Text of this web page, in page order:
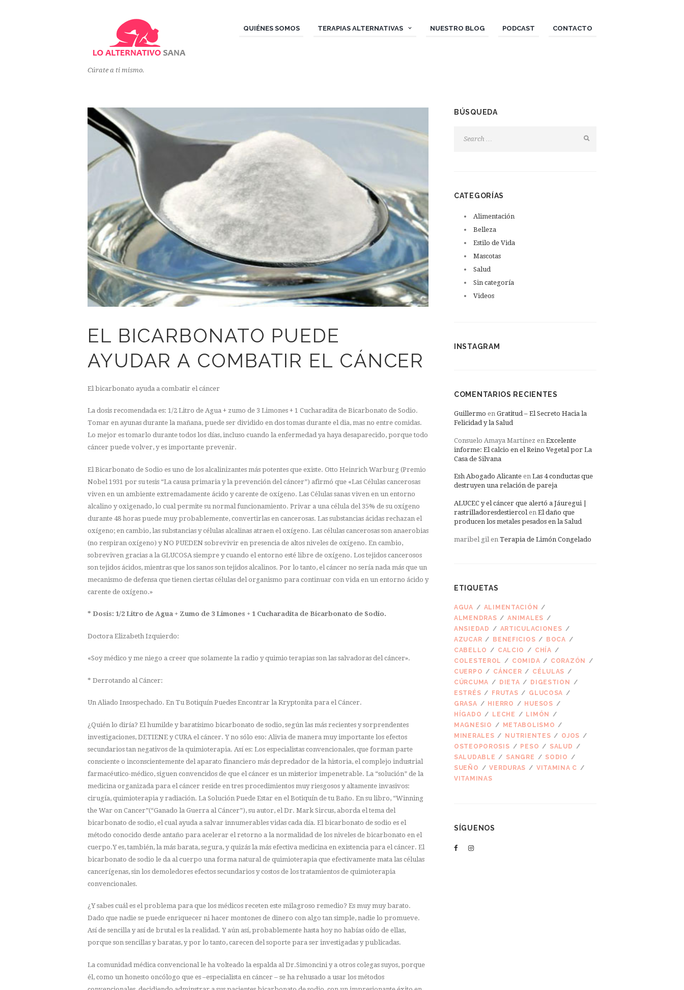
Cúrate a ti mismo.
QUIÉNES SOMOS TERAPIAS ALTERNATIVAS NUESTRO BLOG PODCAST CONTACTO
EL BICARBONATO PUEDE
AYUDAR A COMBATIR EL CÁNCER
El bicarbonato ayuda a combatir el cáncer
La dosis recomendada es: 1/2 Litro de Agua + zumo de 3 Limones + 1 Cucharadita de Bicarbonato de Sodio.
Tomar en ayunas durante la mañana, puede ser dividido en dos tomas durante el dia, mas no entre comidas.
Lo mejor es tomarlo durante todos los días, incluso cuando la enfermedad ya haya desaparecido, porque todo
cáncer puede volver, y es importante prevenir.
El Bicarbonato de Sodio es uno de los alcalinizantes más potentes que existe. Otto Heinrich Warburg (Premio
Nobel 1931 por su tesis “La causa primaria y la prevención del cáncer”) afirmó que «Las Células cancerosas
viven en un ambiente extremadamente ácido y carente de oxígeno. Las Células sanas viven en un entorno
alcalino y oxigenado, lo cual permite su normal funcionamiento. Privar a una célula del 35% de su oxígeno
durante 48 horas puede muy probablemente, convertirlas en cancerosas. Las substancias ácidas rechazan el
oxígeno; en cambio, las substancias y células alcalinas atraen el oxígeno. Las células cancerosas son anaerobias
(no respiran oxígeno) y NO PUEDEN sobrevivir en presencia de altos niveles de oxígeno. En cambio,
sobreviven gracias a la GLUCOSA siempre y cuando el entorno esté libre de oxígeno. Los tejidos cancerosos
son tejidos ácidos, mientras que los sanos son tejidos alcalinos. Por lo tanto, el cáncer no sería nada más que un
mecanismo de defensa que tienen ciertas células del organismo para continuar con vida en un entorno ácido y
carente de oxígeno.»
* Dosis: 1/2 Litro de Agua + Zumo de 3 Limones + 1 Cucharadita de Bicarbonato de Sodio.
Doctora Elizabeth Izquierdo:
«Soy médico y me niego a creer que solamente la radio y quimio terapias son las salvadoras del cáncer».
* Derrotando al Cáncer:
Un Aliado Insospechado. En Tu Botiquín Puedes Encontrar la Kryptonita para el Cáncer.
¿Quién lo diría? El humilde y baratísimo bicarbonato de sodio, según las más recientes y sorprendentes
investigaciones, DETIENE y CURA el cáncer. Y no sólo eso: Alivia de manera muy importante los efectos
secundarios tan negativos de la quimioterapia. Así es: Los especialistas convencionales, que forman parte
consciente o inconscientemente del aparato financiero más depredador de la historia, el complejo industrial
farmacéutico-médico, siguen convencidos de que el cáncer es un misterior impenetrable. La “solución” de la
medicina organizada para el cáncer reside en tres procedimientos muy riesgosos y altamente invasivos:
cirugía, quimioterapia y radiación. La Solución Puede Estar en el Botiquín de tu Baño. En su libro, “Winning
the War on Cancer”(“Ganado la Guerra al Cáncer”), su autor, el Dr. Mark Sircus, aborda el tema del
bicarbonato de sodio, el cual ayuda a salvar innumerables vidas cada día. El bicarbonato de sodio es el
método conocido desde antaño para acelerar el retorno a la normalidad de los niveles de bicarbonato en el
cuerpo.Y es, también, la más barata, segura, y quizás la más efectiva medicina en existencia para el cáncer. El
bicarbonato de sodio le da al cuerpo una forma natural de quimioterapia que efectivamente mata las células
cancerígenas, sin los demoledores efectos secundarios y costos de los tratamientos de quimioterapia
convencionales.
¿Y sabes cuál es el problema para que los médicos receten este milagroso remedio? Es muy muy barato.
Dado que nadie se puede enriquecer ni hacer montones de dinero con algo tan simple, nadie lo promueve.
Así de sencilla y así de brutal es la realidad. Y aún así, probablemente hasta hoy no habías oído de ellas,
porque son sencillas y baratas, y por lo tanto, carecen del soporte para ser investigadas y publicadas.
La comunidad médica convencional le ha volteado la espalda al Dr.Simoncini y a otros colegas suyos, porque
él, como un honesto oncólogo que es –especialista en cáncer – se ha rehusado a usar los métodos
BÚSQUEDA
CATEGORÍAS
Alimentación
Belleza
Estilo de Vida
Mascotas
Salud
Sin categoría
Videos
INSTAGRAM
COMENTARIOS RECIENTES
Guillermo en Gratitud – El Secreto Hacia la
Felicidad y la Salud
Consuelo Amaya Martínez en Excelente
informe: El calcio en el Reino Vegetal por La
Casa de Silvana
Esh Abogado Alicante en Las 4 conductas que
destruyen una relación de pareja
ALUCEC y el cáncer que alertó a Jáuregui |
rastrilladoresdestiercolen El daño que
producen los metales pesados en la Salud
maribel gilen Terapia de Limón Congelado
ETIQUETAS
AGUA
ALIMENTACIÓN
ALMENDRAS
ANIMALES
ANSIEDAD
ARTICULACIONES
AZUCAR
BENEFICIOS
BOCA
CABELLO
CALCIO
CHÍA
COLESTEROL
COMIDA
CORAZÓN
CUERPO
CÁNCER
CÉLULAS
CÚRCUMA
DIETA
DIGESTION
ESTRÉS
FRUTAS
GLUCOSA
GRASA
HIERRO
HUESOS
HÍGADO
LECHE
LIMÓN
MAGNESIO
METABOLISMO
MINERALES
NUTRIENTES
OJOS
OSTEOPOROSIS
PESO
SALUD
SALUDABLE
SANGRE
SODIO
SUEÑO
VERDURAS
VITAMINA C
VITAMINAS
SÍGUENOS